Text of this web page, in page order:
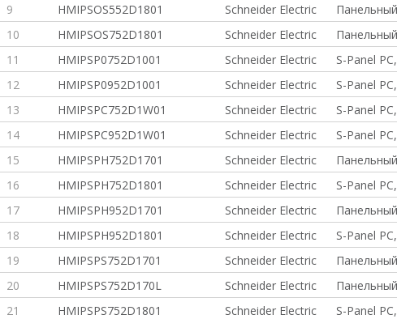
9 HMIPSOS552D1801 Schneider Electric
10 HMIPSOS752D1801 Schneider Electric
11 HMIPSP0752D1001 Schneider Electric S-Panel
12 HMIPSP0952D1001 Schneider Electric S-Panel
13 HMIPSPC752D1W01 Schneider Electric S-Panel
14 HMIPSPC952D1W01 Schneider Electric S-Panel
15 HMIPSPH752D1701 Schneider Electric
16 HMIPSPH752D1801 Schneider Electric S-Panel
17 HMIPSPH952D1701 Schneider Electric
18 HMIPSPH952D1801 Schneider Electric S-Panel
19 HMIPSPS752D1701 Schneider Electric
20 HMIPSPS752D170L Schneider Electric
21 HMIPSPS752D1801 Schneider Electric S-Panel